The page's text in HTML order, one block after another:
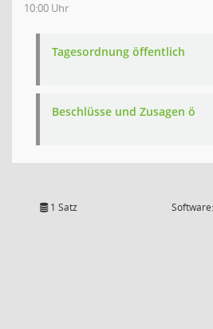
10:00 Uhr
Tagesordnung öffentlich
Beschlüsse und Zusagen ö
1 Satz Software: